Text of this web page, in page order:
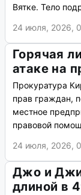
Вятке. Тело
24 июля, 2026,
Горячая
атаке на
Прокуратура
прав граждан,
местное
правовой
24 июля, 2026,
Джо и
длиной в